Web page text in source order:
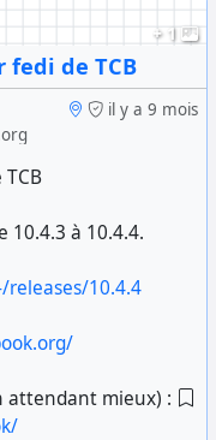
+ 1
de TCB
il y a 9 mois
10.4.3 à 10.4.4.
10.4.4
attendant mieux) :